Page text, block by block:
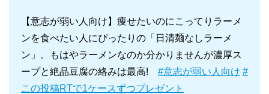
【意志が弱い人向け】痩せたいのにこってりラーメ
ンを食べたい人にぴったりの「日清麺なしラーメ
ン」。もはやラーメンなのか分かりませんが濃厚ス
ープと絶品豆腐の絡みは最高! #意志が弱い人向け #
この投稿RTで1ケースずつプレゼント